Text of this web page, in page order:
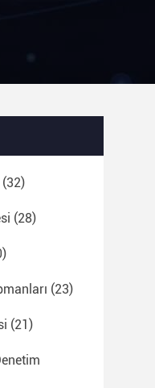
(32)
(28)
(23)
(21)